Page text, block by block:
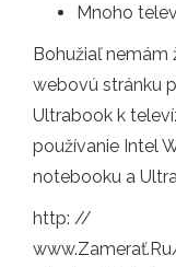
Mnoho
Bohužiaľ nemám
webovú stránku
Ultrabook k
používanie Intel
notebooku a
http: //